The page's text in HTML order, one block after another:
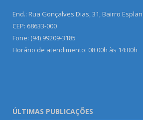
End.: Rua Gonçalves Dias, 31, Bairro
CEP: 68633-000
Fone: (94) 99209-3185
Horário de atendimento: 08:00h às 14:00h
ÚLTIMAS PUBLICAÇÕES